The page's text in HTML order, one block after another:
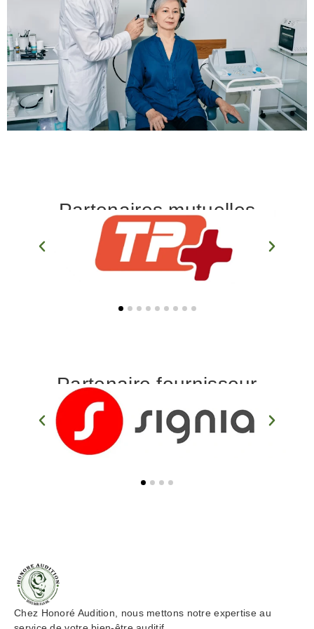
Partenaires mutuelles
Partenaire fournisseur
Chez Honoré Audition, nous mettons notre expertise au